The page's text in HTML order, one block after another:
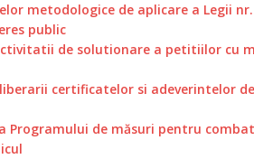
metodologice de aplicare a Legii nr.
public
de solutionare a petitiilor cu
certificatelor si adeverintelor
Programului de măsuri pentru